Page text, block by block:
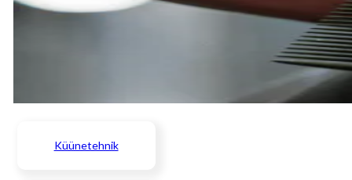
Küünetehnik